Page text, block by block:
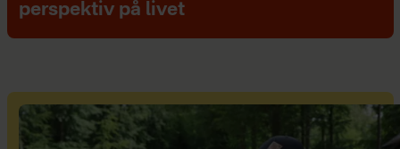
perspektiv på livet